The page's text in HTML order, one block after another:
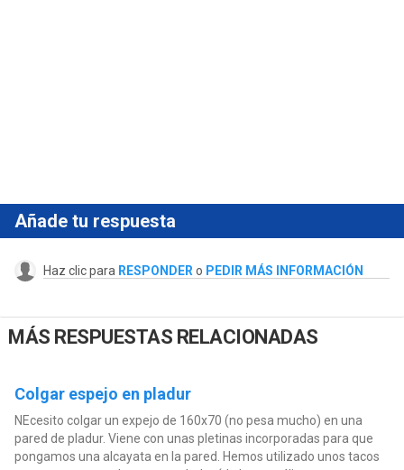
Añade tu respuesta
Haz clic para RESPONDER o PEDIR MÁS INFORMACIÓN
MÁS RESPUESTAS RELACIONADAS
Colgar espejo en pladur
NEcesito colgar un expejo de 160x70 (no pesa mucho) en una
pared de pladur. Viene con unas pletinas incorporadas para que
pongamos una alcayata en la pared. Hemos utilizado unos tacos